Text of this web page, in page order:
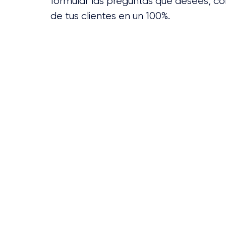
de tus clientes en un 100%.